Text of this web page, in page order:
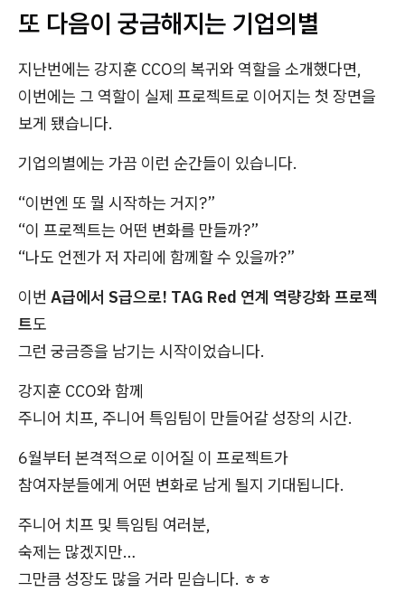
또 다음이 궁금해지는 기업의별
지난번에는 강지훈 CCO의 복귀와 역할을 소개했다면,
이번에는 그 역할이 실제 프로젝트로 이어지는 첫 장면을
보게 됐습니다.
기업의별에는 가끔 이런 순간들이 있습니다.
“이번엔 또 뭘 시작하는 거지?”
“이 프로젝트는 어떤 변화를 만들까?”
“나도 언젠가 저 자리에 함께할 수 있을까?”
이번 A급에서 S급으로! TAG Red 연계 역량강화 프로젝
트도
그런 궁금증을 남기는 시작이었습니다.
강지훈 CCO와 함께
주니어 치프, 주니어 특임팀이 만들어갈 성장의 시간.
6월부터 본격적으로 이어질 이 프로젝트가
참여자분들에게 어떤 변화로 남게 될지 기대됩니다.
주니어 치프 및 특임팀 여러분,
숙제는 많겠지만…
그만큼 성장도 많을 거라 믿습니다. ㅎㅎ